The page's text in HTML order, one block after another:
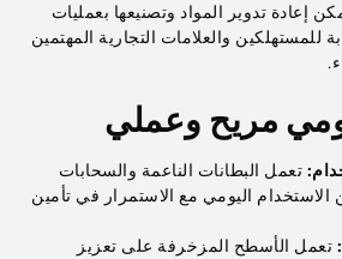
إعادة تدوير المواد وتصنيعها بعمليات
للمستهلكين والعلامات التجارية المهتمين
تعمل البطانات الناعمة والسحابات
اليومي مع الاستمرار في تأمين
تعمل الأسطح المزخرفة على تعزيز